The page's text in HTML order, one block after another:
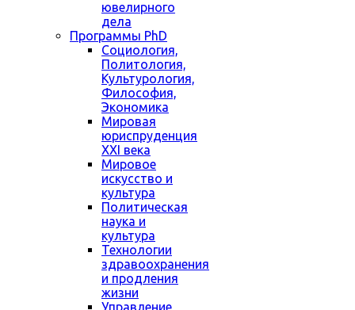
ювелирного
дела
Программы PhD
Социология,
Политология,
Культурология,
Философия,
Экономика
Мировая
юриспруденция
XXI века
Мировое
искусство и
культура
Политическая
наука и
культура
Технологии
здравоохранения
и продления
жизни
Управление